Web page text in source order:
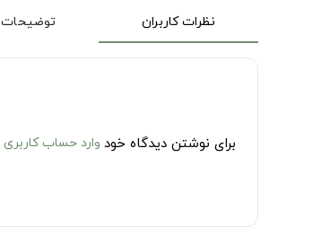
نظرات کاربران توضیحات
برای نوشتن دیدگاه خود وارد حساب کاربری